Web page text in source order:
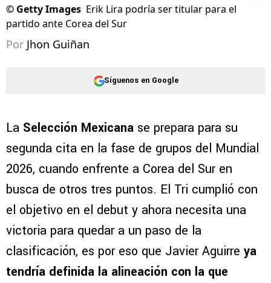
© Getty Images Erik Lira podría ser titular para el
partido ante Corea del Sur
Por Jhon Guiñan
Síguenos en Google
La Selección Mexicana se prepara para su
segunda cita en la fase de grupos del Mundial
2026, cuando enfrente a Corea del Sur en
busca de otros tres puntos. El Tri cumplió con
el objetivo en el debut y ahora necesita una
victoria para quedar a un paso de la
clasificación, es por eso que Javier Aguirre ya
tendría definida la alineación con la que